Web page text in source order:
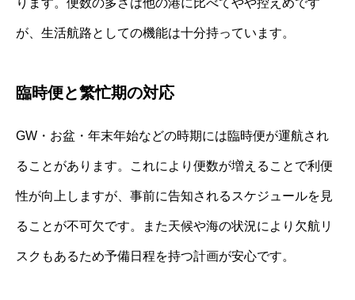
ります。便数の多さは他の港に比べてやや控えめです
が、生活航路としての機能は十分持っています。
臨時便と繁忙期の対応
GW・お盆・年末年始などの時期には臨時便が運航され
ることがあります。これにより便数が増えることで利便
性が向上しますが、事前に告知されるスケジュールを見
ることが不可欠です。また天候や海の状況により欠航リ
スクもあるため予備日程を持つ計画が安心です。